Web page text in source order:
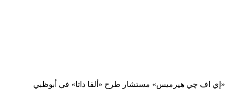
«إي اف چي هيرميس» مستشار طرح «ألفا داتا» في أبوظبي